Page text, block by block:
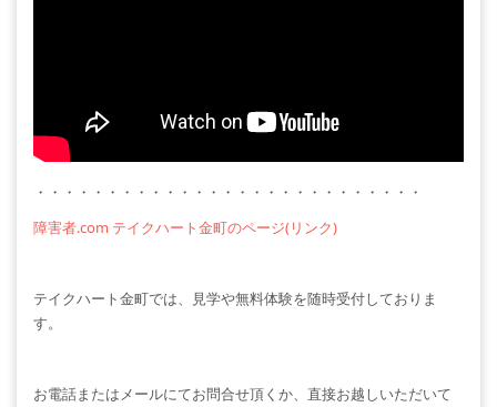
・・・・・・・・・・・・・・・・・・・・・・・・・・・
障害者.com テイクハート金町のページ(リンク)
テイクハート金町では、見学や無料体験を随時受付しておりま
す。
お電話またはメールにてお問合せ頂くか、直接お越しいただいて